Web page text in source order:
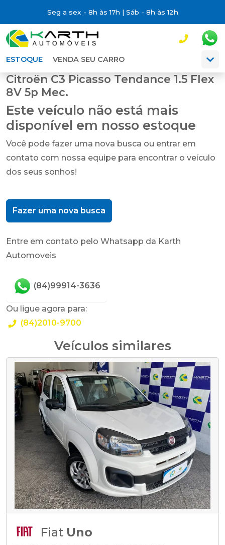
Seg a sex - 8h às 17h | Sáb - 8h às 12h
ESTOQUE VENDA SEU CARRO
Citroën C3 Picasso Tendance 1.5 Flex
8V 5p Mec.
Este veículo não está mais
disponível em nosso estoque
Você pode fazer uma nova busca ou entrar em
contato com nossa equipe para encontrar o veículo
dos seus sonhos!
Fazer uma nova busca
Entre em contato pelo Whatsapp da Karth
Automoveis
(84)99914-3636
Ou ligue agora para:
(84)2010-9700
Veículos similares
Fiat Uno